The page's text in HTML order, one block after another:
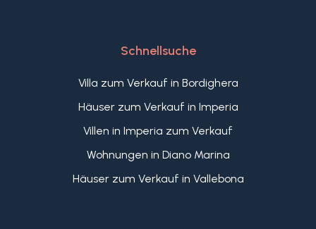
Schnellsuche
Villa zum Verkauf in Bordighera
Häuser zum Verkauf in Imperia
Villen in Imperia zum Verkauf
Wohnungen in Diano Marina
Häuser zum Verkauf in Vallebona